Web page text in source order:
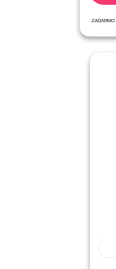
ZADARMO